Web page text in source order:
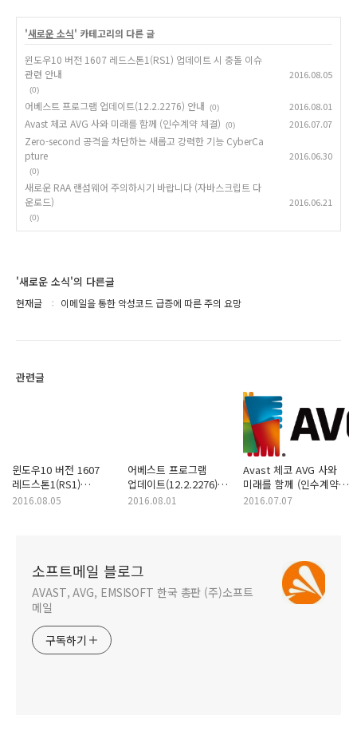
'새로운 소식' 카테고리의 다른 글
윈도우10 버전 1607 레드스톤1(RS1) 업데이트 시 충돌 이슈
관련 안내
(0)
2016.08.05
어베스트 프로그램 업데이트(12.2.2276) 안내 (0) 2016.08.01
Avast 체코 AVG 사와 미래를 함께 (인수계약 체결) (0) 2016.07.07
Zero-second 공격을 차단하는 새롭고 강력한 기능 CyberCa
pture
(0)
2016.06.30
새로운 RAA 랜섬웨어 주의하시기 바랍니다 (자바스크립트 다
운로드)
(0)
2016.06.21
'새로운 소식'의 다른글
현재글 이메일을 통한 악성코드 급증에 따른 주의 요망
관련글
윈도우10 버전 1607
레드스톤1(RS1)
업데이트 시 충돌 이슈
2016.08.05
어베스트 프로그램
업데이트(12.2.2276)
안내
2016.08.01
Avast 체코 AVG 사와
미래를 함께 (인수계약
체결)
2016.07.07
소프트메일 블로그
AVAST, AVG, EMSISOFT 한국 총판 (주)소프트
메일
구독하기